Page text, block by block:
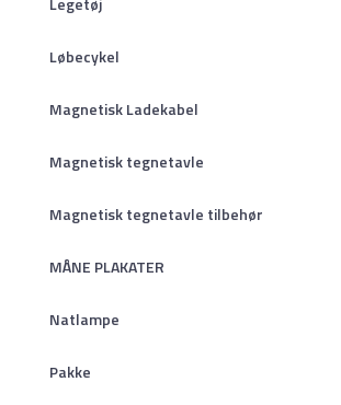
Løbecykel
Magnetisk Ladekabel
Magnetisk tegnetavle
Magnetisk tegnetavle tilbehør
MÅNE PLAKATER
Natlampe
Pakke